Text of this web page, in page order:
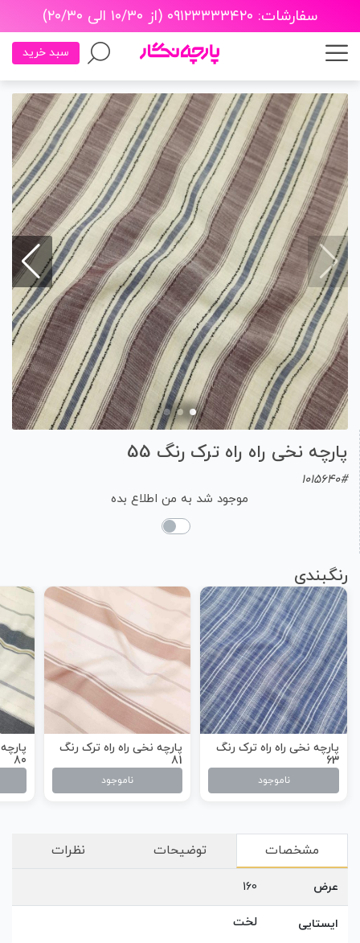
سفارشات: ۰۹۱۲۳۳۳۳۴۲۰ (از ۱۰/۳۰ الی ۲۰/۳۰)
سبد خرید
پارچه نخی راه راه ترک رنگ 55
1015640#
موجود شد به من اطلاع بده
رنگبندی
پارچه نخی راه راه ترک رنگ
63
ناموجود
پارچه نخی راه راه ترک رنگ
81
ناموجود
80
مشخصات توضیحات نظرات
عرض 160
ایستایی لخت